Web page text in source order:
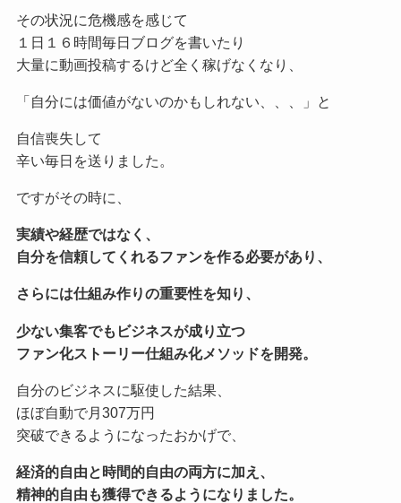
その状況に危機感を感じて
１日１６時間毎日ブログを書いたり
大量に動画投稿するけど全く稼げなくなり、
「自分には価値がないのかもしれない、、、」と
自信喪失して
辛い毎日を送りました。
ですがその時に、
実績や経歴ではなく、
自分を信頼してくれるファンを作る必要があり、
さらには仕組み作りの重要性を知り、
少ない集客でもビジネスが成り立つ
ファン化ストーリー仕組み化メソッドを開発。
自分のビジネスに駆使した結果、
ほぼ自動で月307万円
突破できるようになったおかげで、
経済的自由と時間的自由の両方に加え、
精神的自由も獲得できるようになりました。